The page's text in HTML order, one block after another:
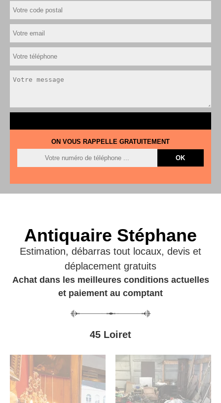
ON VOUS RAPPELLE GRATUITEMENT
Antiquaire Stéphane
Estimation, débarras tout locaux, devis et
déplacement gratuits
Achat dans les meilleures conditions actuelles
et paiement au comptant
45 Loiret